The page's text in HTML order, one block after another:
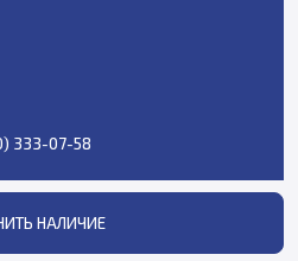
333-07-58
НАЛИЧИЕ